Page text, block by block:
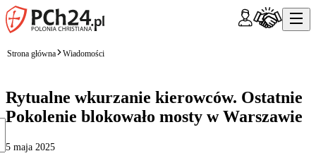
Strona główna Wiadomości
Rytualne wkurzanie kierowców. Ostatnie
Pokolenie blokowało mosty w Warszawie
5 maja 2025